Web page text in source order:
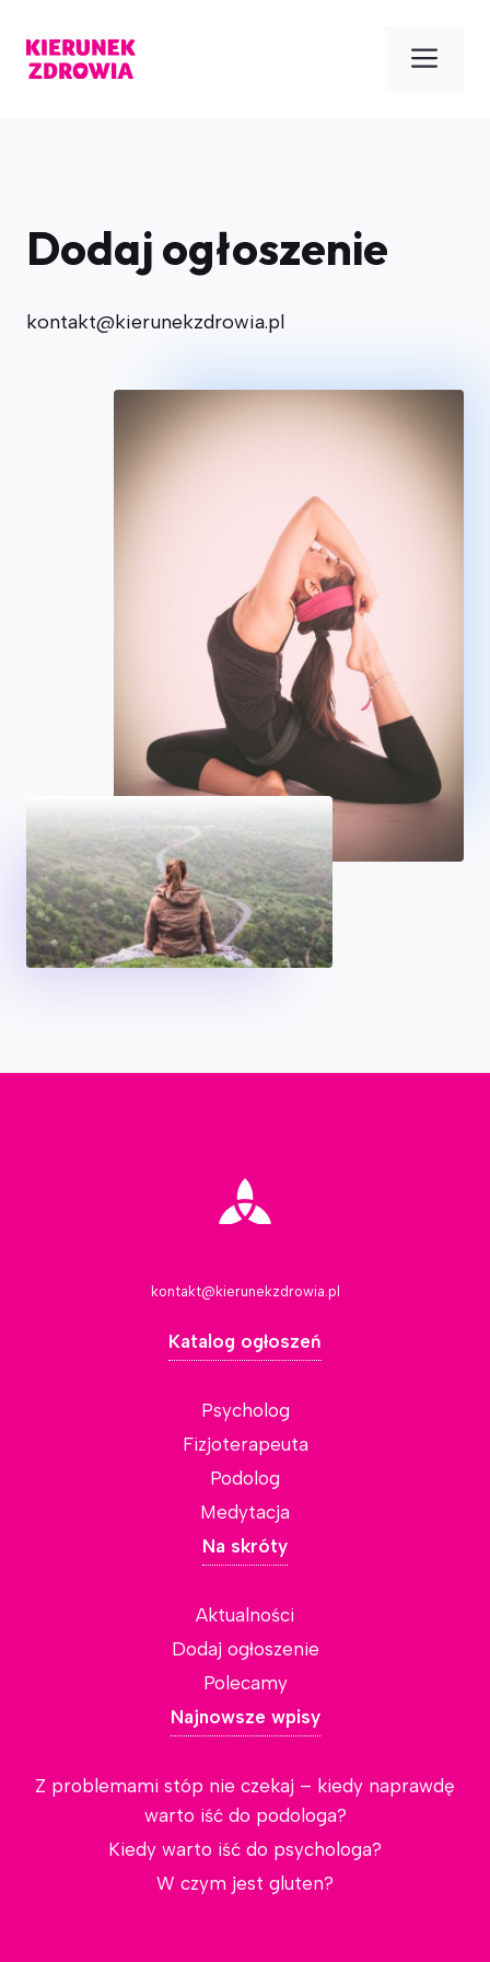
treści
Dodaj ogłoszenie
kontakt@kierunekzdrowia.pl
kontakt@kierunekzdrowia.pl
Katalog ogłoszeń
Psycholog
Fizjoterapeuta
Podolog
Medytacja
Na skróty
Aktualności
Dodaj ogłoszenie
Polecamy
Najnowsze wpisy
Z problemami stóp nie czekaj – kiedy naprawdę
warto iść do podologa?
Kiedy warto iść do psychologa?
W czym jest gluten?